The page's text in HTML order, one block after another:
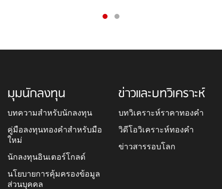
มุมนักลงทุน
บทความสำหรับนักลงทุน
คู่มือลงทุนทองคำสำหรับมือ
ใหม่
นักลงทุนอินเตอร์โกลด์
นโยบายการคุ้มครองข้อมูล
ส่วนบุคคล
ข่าวและบทวิเคราะห์
บทวิเคราะห์ราคาทองคำ
วิดีโอวิเคราะห์ทองคำ
ข่าวสารรอบโลก